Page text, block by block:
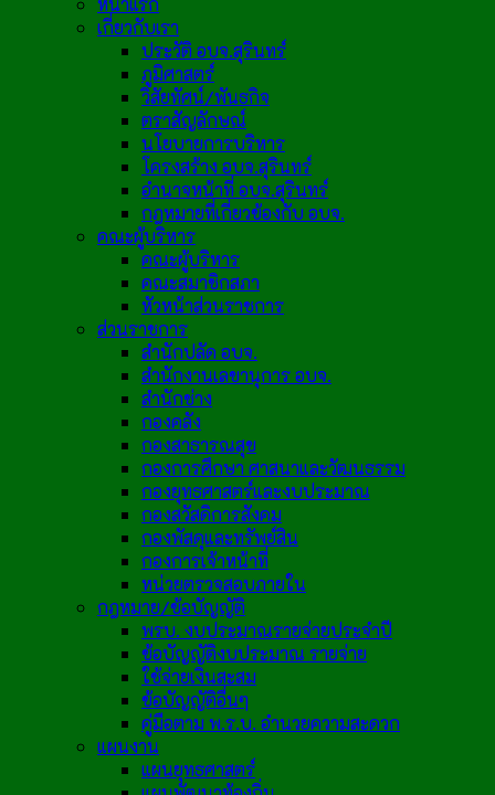
เกี่ยวกับเรา
ประวัติ อบจ.สุรินทร์
ภูมิศาสตร์
วิสัยทัศน์/พันธกิจ
ตราสัญลักษณ์
นโยบายการบริหาร
โครงสร้าง อบจ.สุรินทร์
อำนาจหน้าที่ อบจ.สุรินทร์
กฎหมายที่เกี่ยวข้องกับ อบจ.
คณะผู้บริหาร
คณะผู้บริหาร
คณะสมาชิกสภา
หัวหน้าส่วนราชการ
ส่วนราชการ
สำนักปลัด อบจ.
สำนักงานเลขานุการ อบจ.
สำนักช่าง
กองคลัง
กองสาธารณสุข
กองการศึกษา ศาสนาและวัฒนธรรม
กองยุทธศาสตร์และงบประมาณ
กองสวัสดิการสังคม
กองพัสดุและทรัพย์สิน
กองการเจ้าหน้าที่
หน่วยตรวจสอบภายใน
กฎหมาย/ข้อบัญญัติ
พรบ. งบประมาณรายจ่ายประจำปี
ข้อบัญญัติงบประมาณ รายจ่าย
ใช้จ่ายเงินสะสม
ข้อบัญญัติอื่นๆ
คู่มือตาม พ.ร.บ. อำนวยความสะดวก
แผนงาน
แผนยุทธศาสตร์